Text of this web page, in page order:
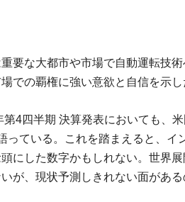
要な大都市や市場で自動運転技
での覇権に強い意欲と自信を示し
第4四半期 決算発表においても、
っている。これを踏まえると、イ
にした数字かもしれない。世界
が、現状予測しきれない面がある